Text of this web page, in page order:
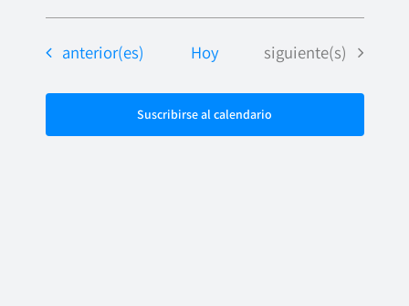
vistas
de
vistas
Seleccionar
fecha.
Eventos
anterior(es) Hoy Eventos
siguiente(s)
Suscribirse al calendario